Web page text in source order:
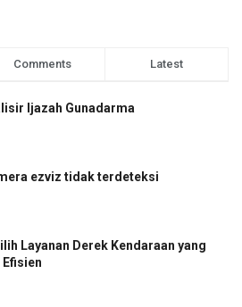
Comments Latest
Ijazah Gunadarma
ezviz tidak terdeteksi
Layanan Derek Kendaraan yang
Efisien